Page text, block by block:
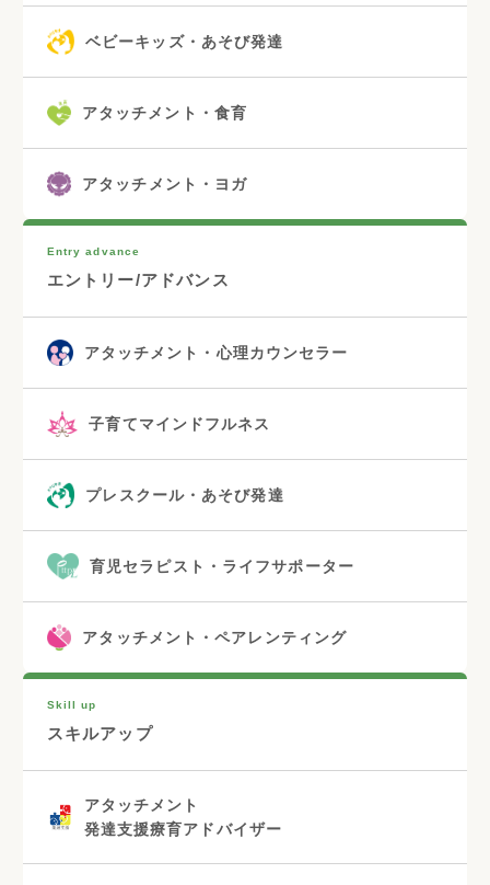
ベビーキッズ・あそび発達
アタッチメント・食育
アタッチメント・ヨガ
Entry advance
エントリー/アドバンス
アタッチメント・心理カウンセラー
子育てマインドフルネス
プレスクール・あそび発達
育児セラピスト・ライフサポーター
アタッチメント・ペアレンティング
Skill up
スキルアップ
アタッチメント
発達支援療育アドバイザー